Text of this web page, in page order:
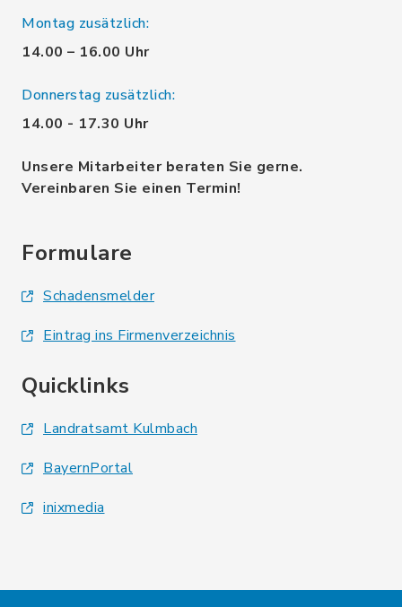
Montag zusätzlich:
14.00 – 16.00 Uhr
Donnerstag zusätzlich:
14.00 - 17.30 Uhr
Unsere Mitarbeiter beraten Sie gerne.
Vereinbaren Sie einen Termin!
Formulare
Schadensmelder
Eintrag ins Firmenverzeichnis
Quicklinks
Landratsamt Kulmbach
BayernPortal
inixmedia